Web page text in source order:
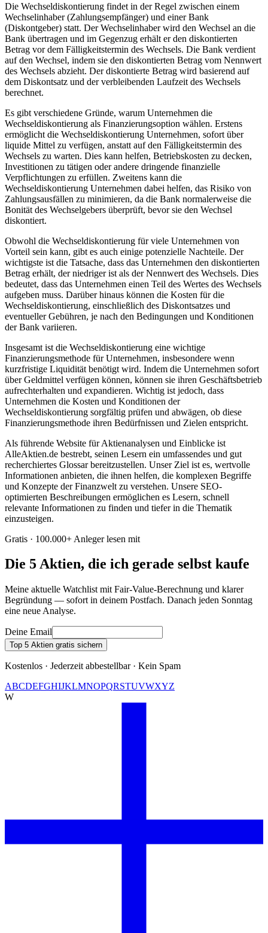
Die Wechseldiskontierung findet in der Regel zwischen einem
Wechselinhaber (Zahlungsempfänger) und einer Bank
(Diskontgeber) statt. Der Wechselinhaber wird den Wechsel an die
Bank übertragen und im Gegenzug erhält er den diskontierten
Betrag vor dem Fälligkeitstermin des Wechsels. Die Bank verdient
auf den Wechsel, indem sie den diskontierten Betrag vom Nennwert
des Wechsels abzieht. Der diskontierte Betrag wird basierend auf
dem Diskontsatz und der verbleibenden Laufzeit des Wechsels
berechnet.
Es gibt verschiedene Gründe, warum Unternehmen die
Wechseldiskontierung als Finanzierungsoption wählen. Erstens
ermöglicht die Wechseldiskontierung Unternehmen, sofort über
liquide Mittel zu verfügen, anstatt auf den Fälligkeitstermin des
Wechsels zu warten. Dies kann helfen, Betriebskosten zu decken,
Investitionen zu tätigen oder andere dringende finanzielle
Verpflichtungen zu erfüllen. Zweitens kann die
Wechseldiskontierung Unternehmen dabei helfen, das Risiko von
Zahlungsausfällen zu minimieren, da die Bank normalerweise die
Bonität des Wechselgebers überprüft, bevor sie den Wechsel
diskontiert.
Obwohl die Wechseldiskontierung für viele Unternehmen von
Vorteil sein kann, gibt es auch einige potenzielle Nachteile. Der
wichtigste ist die Tatsache, dass das Unternehmen den diskontierten
Betrag erhält, der niedriger ist als der Nennwert des Wechsels. Dies
bedeutet, dass das Unternehmen einen Teil des Wertes des Wechsels
aufgeben muss. Darüber hinaus können die Kosten für die
Wechseldiskontierung, einschließlich des Diskontsatzes und
eventueller Gebühren, je nach den Bedingungen und Konditionen
der Bank variieren.
Insgesamt ist die Wechseldiskontierung eine wichtige
Finanzierungsmethode für Unternehmen, insbesondere wenn
kurzfristige Liquidität benötigt wird. Indem die Unternehmen sofort
über Geldmittel verfügen können, können sie ihren Geschäftsbetrieb
aufrechterhalten und expandieren. Wichtig ist jedoch, dass
Unternehmen die Kosten und Konditionen der
Wechseldiskontierung sorgfältig prüfen und abwägen, ob diese
Finanzierungsmethode ihren Bedürfnissen und Zielen entspricht.
Als führende Website für Aktienanalysen und Einblicke ist
AlleAktien.de bestrebt, seinen Lesern ein umfassendes und gut
recherchiertes Glossar bereitzustellen. Unser Ziel ist es, wertvolle
Informationen anbieten, die ihnen helfen, die komplexen Begriffe
und Konzepte der Finanzwelt zu verstehen. Unsere SEO-
optimierten Beschreibungen ermöglichen es Lesern, schnell
relevante Informationen zu finden und tiefer in die Thematik
einzusteigen.
Gratis · 100.000+ Anleger lesen mit
Die 5 Aktien, die ich gerade selbst kaufe
Meine aktuelle Watchlist mit Fair-Value-Berechnung und klarer
Begründung — sofort in deinem Postfach. Danach jeden Sonntag
eine neue Analyse.
Deine Email
Top 5 Aktien gratis sichern
Kostenlos · Jederzeit abbestellbar · Kein Spam
ABCDEFGHIJKLMNOPQRSTUVWXYZ
W